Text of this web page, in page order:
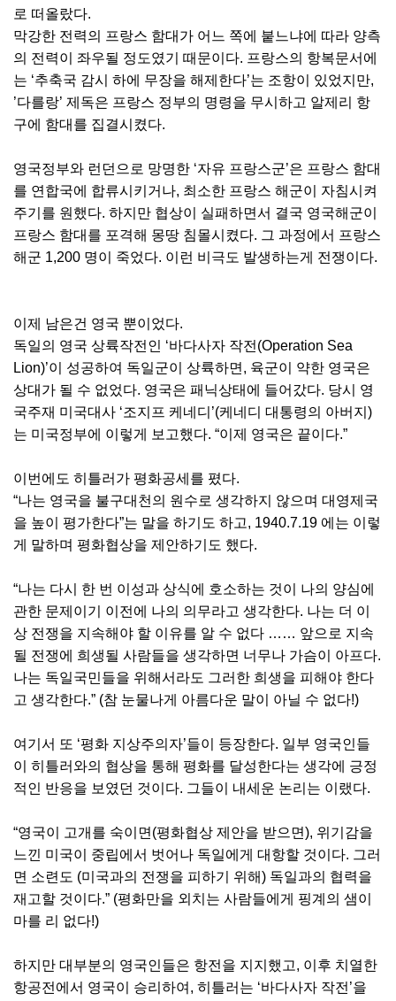
로 떠올랐다.
막강한 전력의 프랑스 함대가 어느 쪽에 붙느냐에 따라 양측
의 전력이 좌우될 정도였기 때문이다. 프랑스의 항복문서에
는 ‘추축국 감시 하에 무장을 해제한다’는 조항이 있었지만,
’다를랑’ 제독은 프랑스 정부의 명령을 무시하고 알제리 항
구에 함대를 집결시켰다.
영국정부와 런던으로 망명한 ‘자유 프랑스군’은 프랑스 함대
를 연합국에 합류시키거나, 최소한 프랑스 해군이 자침시켜
주기를 원했다. 하지만 협상이 실패하면서 결국 영국해군이
프랑스 함대를 포격해 몽땅 침몰시켰다. 그 과정에서 프랑스
해군 1,200 명이 죽었다. 이런 비극도 발생하는게 전쟁이다.
이제 남은건 영국 뿐이었다.
독일의 영국 상륙작전인 ‘바다사자 작전(Operation Sea
Lion)’이 성공하여 독일군이 상륙하면, 육군이 약한 영국은
상대가 될 수 없었다. 영국은 패닉상태에 들어갔다. 당시 영
국주재 미국대사 ‘조지프 케네디’(케네디 대통령의 아버지)
는 미국정부에 이렇게 보고했다. “이제 영국은 끝이다.”
이번에도 히틀러가 평화공세를 폈다.
“나는 영국을 불구대천의 원수로 생각하지 않으며 대영제국
을 높이 평가한다”는 말을 하기도 하고, 1940.7.19 에는 이렇
게 말하며 평화협상을 제안하기도 했다.
“나는 다시 한 번 이성과 상식에 호소하는 것이 나의 양심에
관한 문제이기 이전에 나의 의무라고 생각한다. 나는 더 이
상 전쟁을 지속해야 할 이유를 알 수 없다 …… 앞으로 지속
될 전쟁에 희생될 사람들을 생각하면 너무나 가슴이 아프다.
나는 독일국민들을 위해서라도 그러한 희생을 피해야 한다
고 생각한다.” (참 눈물나게 아름다운 말이 아닐 수 없다!)
여기서 또 ‘평화 지상주의자’들이 등장한다. 일부 영국인들
이 히틀러와의 협상을 통해 평화를 달성한다는 생각에 긍정
적인 반응을 보였던 것이다. 그들이 내세운 논리는 이랬다.
“영국이 고개를 숙이면(평화협상 제안을 받으면), 위기감을
느낀 미국이 중립에서 벗어나 독일에게 대항할 것이다. 그러
면 소련도 (미국과의 전쟁을 피하기 위해) 독일과의 협력을
재고할 것이다.” (평화만을 외치는 사람들에게 핑계의 샘이
마를 리 없다!)
하지만 대부분의 영국인들은 항전을 지지했고, 이후 치열한
항공전에서 영국이 승리하여, 히틀러는 ‘바다사자 작전’을